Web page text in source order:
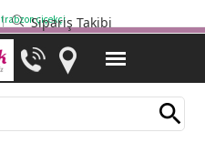
trabzon çiçekçi
Sipariş Takibi